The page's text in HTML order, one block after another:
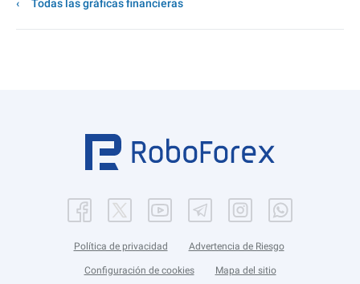
Todas las gráficas financieras
Política de privacidad Advertencia de Riesgo
Configuración de cookies Mapa del sitio